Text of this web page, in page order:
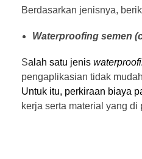
Berdasarkan jenisnya,
Waterproofing semen
Salah satu jenis
pengaplikasian tidak
Untuk itu, perkiraan biaya
kerja serta material yang di